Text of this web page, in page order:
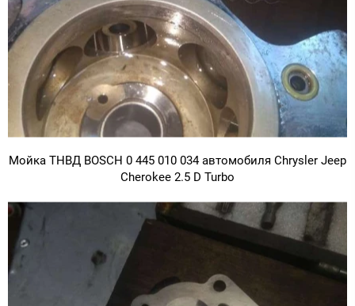
Мойка ТНВД BOSCH 0 445 010 034 автомобиля Chrysler Jeep
Cherokee 2.5 D Turbo